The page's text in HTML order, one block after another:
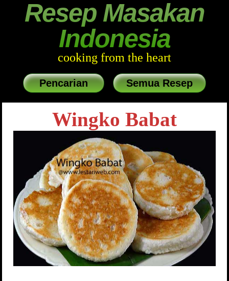
Resep Masakan
Indonesia
cooking from the heart
Pencarian Semua Resep
Wingko Babat